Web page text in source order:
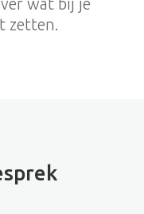
wat bij je
zetten.